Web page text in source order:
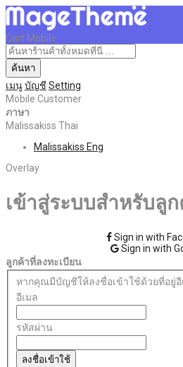
Cart Mobile
ค้นหา
เมนูบัญชี Setting
Mobile Customer
ภาษา
Malissakiss Thai
Malissakiss Eng
Overlay
เข้าสู่ระบบสำหรับลู
Sign in with
Sign in with
ลูกค้าที่ลงทะเบียน
หากคุณมีบัญชีให้ลงชื่อเข้าใช้ด้วยที่อยู่
อีเมล
รหัสผ่าน
ลงชื่อเข้าใช้